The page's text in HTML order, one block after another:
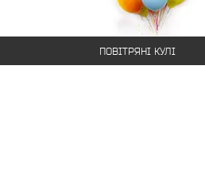
ПОВІТРЯНІ КУЛІ